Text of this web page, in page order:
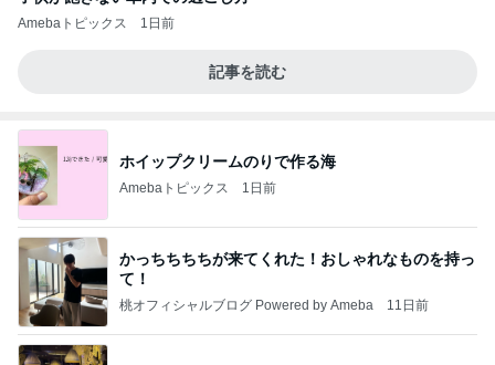
Amebaトピックス 1日前
記事を読む
ホイップクリームのりで作る海
Amebaトピックス 1日前
かっちちちちが来てくれた！おしゃれなものを持っ
て！
桃オフィシャルブログ Powered by Ameba 11日前